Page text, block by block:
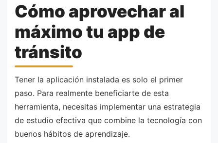
Cómo aprovechar al
máximo tu app de
tránsito
Tener la aplicación instalada es solo el primer
paso. Para realmente beneficiarte de esta
herramienta, necesitas implementar una estrategia
de estudio efectiva que combine la tecnología con
buenos hábitos de aprendizaje.